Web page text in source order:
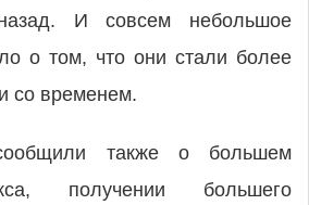
И совсем небольшое
о том, что они стали более
со временем.
также о большем
получении большего